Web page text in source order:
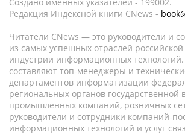
Редакция Индексной книги CNews -
Читатели CNews — это руководители и
из самых успешных отраслей
индустрии информационных
составляют топ-менеджеры и
департаментов информатизации
региональных органов государственной
промышленных компаний, розничных
руководители и сотрудники компаний-
информационных технологий и услуг